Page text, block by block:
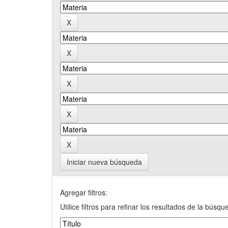
Iniciar nueva búsqueda
Agregar filtros:
Utilice filtros para refinar los resultados de la